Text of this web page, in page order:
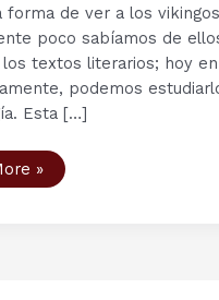
forma de ver a los
poco sabíamos de
textos literarios; hoy
podemos
Esta […]
»